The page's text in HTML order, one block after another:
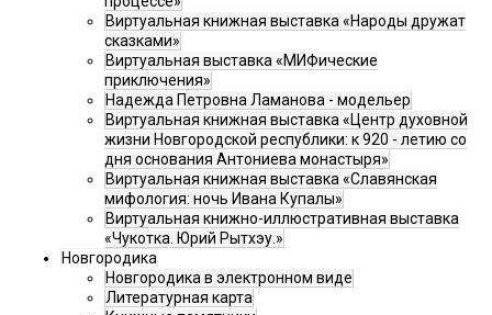
Виртуальная книжная выставка «Народы дружат
сказками»
Виртуальная выставка «МИФические
приключения»
Надежда Петровна Ламанова - модельер
Виртуальная книжная выставка «Центр духовной
жизни Новгородской республики: к 920 - летию со
дня основания Антониева монастыря»
Виртуальная книжная выставка «Славянская
мифология: ночь Ивана Купалы»
Виртуальная книжно-иллюстративная выставка
«Чукотка. Юрий Рытхэу.»
Новгородика
Новгородика в электронном виде
Литературная карта